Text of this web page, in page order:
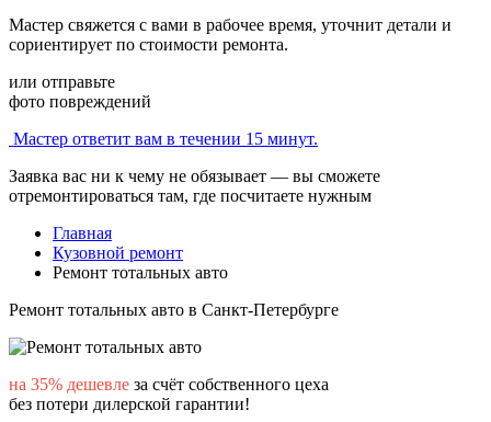
Мастер свяжется с вами в рабочее время, уточнит детали и
сориентирует по стоимости ремонта.
или отправьте
фото повреждений
Мастер ответит вам в течении 15 минут.
Заявка вас ни к чему не обязывает — вы сможете
отремонтироваться там, где посчитаете нужным
Главная
Кузовной ремонт
Ремонт тотальных авто
Ремонт тотальных авто в Санкт-Петербурге
на 35% дешевле за счёт собственного цеха
без потери дилерской гарантии!